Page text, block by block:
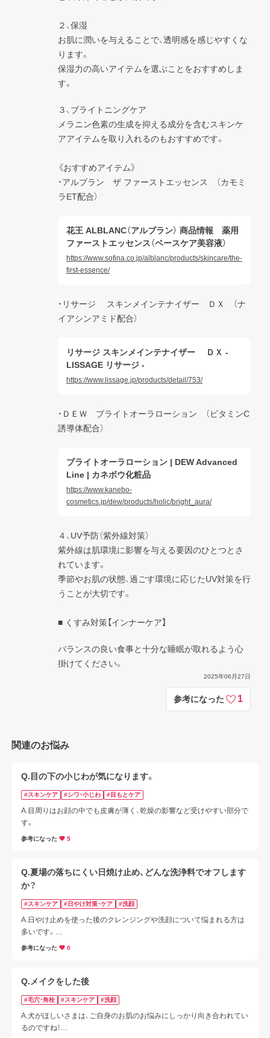
ログアウトしますか？
２、保湿
お肌に潤いを与えることで、透明感を感じやすくな
ります。
保湿力の高いアイテムを選ぶことをおすすめしま
す。
３、ブライトニングケア
メラニン色素の生成を抑える成分を含むスキンケ
アアイテムを取り入れるのもおすすめです。
《おすすめアイテム》
・アルブラン　ザ ファーストエッセンス　（カモミ
ラET配合）
花王 ALBLANC（アルブラン） 商品情報 薬用
ファーストエッセンス（ベースケア美容液）
https://www.sofina.co.jp/alblanc/products/skincare/the-
first-essence/
・リサージ 　スキンメインテナイザー　ＤＸ　（ナ
イアシンアミド配合）
リサージ スキンメインテナイザー ＤＸ -
LISSAGE リサージ -
https://www.lissage.jp/products/detail/753/
・ＤＥＷ　ブライトオーラローション　（ビタミンC
誘導体配合）
ブライトオーラローション | DEW Advanced
Line | カネボウ化粧品
https://www.kanebo-
cosmetics.jp/dew/products/holic/bright_aura/
４、UV予防（紫外線対策）
紫外線は肌環境に影響を与える要因のひとつとさ
れています。
季節やお肌の状態、過ごす環境に応じたUV対策を行
うことが大切です。
■ くすみ対策【インナーケア】
バランスの良い食事と十分な睡眠が取れるよう心
掛けてください。
2025年06月27日
参考になった 1
関連のお悩み
Q.目の下の小じわが気になります。
#スキンケア #シワ・小じわ #目もとケア
A.目周りはお顔の中でも皮膚が薄く、乾燥の影響など受けやすい部分で
す。
参考になった 5
Q.夏場の落ちにくい日焼け止め、どんな洗浄料でオフします
か？
#スキンケア #日やけ対策・ケア #洗顔
A.日やけ止めを使った後のクレンジングや洗顔について悩まれる方は
多いです。
洗顔料で落とせるタイプの日やけ止めもありますが、製品の表示に従
参考になった 0
Q.メイクをした後
#毛穴・角栓 #スキンケア #洗顔
A.犬がほしいさまは、ご自身のお肌のお悩みにしっかり向き合われてい
るのですね！